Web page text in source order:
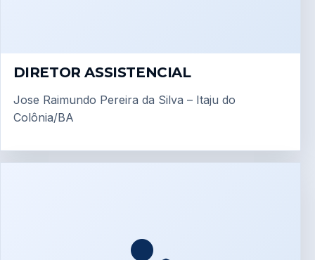
DIRETOR ASSISTENCIAL
Jose Raimundo Pereira da Silva – Itaju do
Colônia/BA